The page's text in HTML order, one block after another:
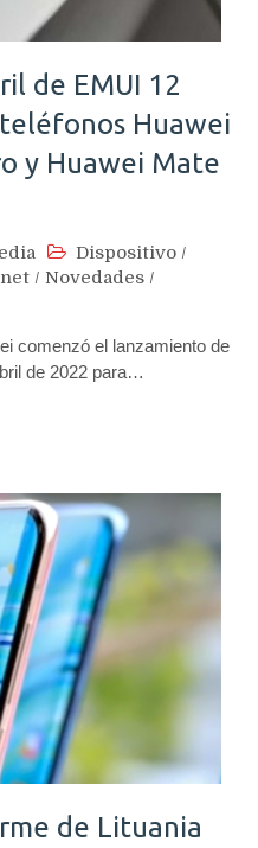
de EMUI 12
Huawei
y Huawei Mate
Dispositivo /
/ Novedades /
comenzó el lanzamiento de
de 2022 para…
de Lituania